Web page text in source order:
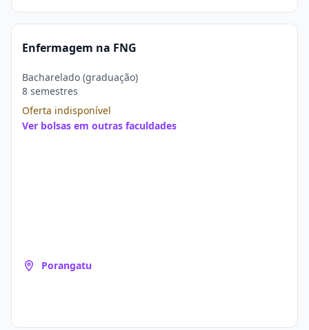
Enfermagem na FNG
Bacharelado (graduação)
8 semestres
Oferta indisponível
Ver bolsas em outras faculdades
Porangatu